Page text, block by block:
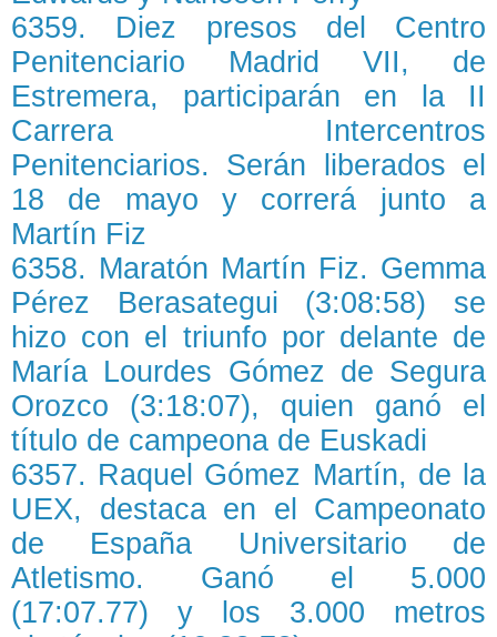
6359. Diez presos del Centro
Penitenciario Madrid VII, de
Estremera, participarán en la II
Carrera Intercentros
Penitenciarios. Serán liberados el
18 de mayo y correrá junto a
Martín Fiz
6358. Maratón Martín Fiz. Gemma
Pérez Berasategui (3:08:58) se
hizo con el triunfo por delante de
María Lourdes Gómez de Segura
Orozco (3:18:07), quien ganó el
título de campeona de Euskadi
6357. Raquel Gómez Martín, de la
UEX, destaca en el Campeonato
de España Universitario de
Atletismo. Ganó el 5.000
(17:07.77) y los 3.000 metros